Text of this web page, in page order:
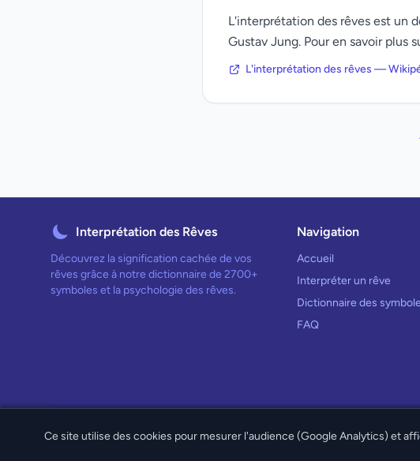
L'interprétation des rêves est un
Gustav Jung. Pour en savoir plus
L'interprétation des rêves —
Interprétation des Rêves
Découvrez la signification cachée de vos
rêves grâce à notre dictionnaire de 2700+
symboles et la psychologie des rêves.
Navigation
Accueil
Interpréter un rêve
Dictionnaire des
FAQ
©
Ce site utilise des cookies pour mesurer l'audience (Google Analytics) et